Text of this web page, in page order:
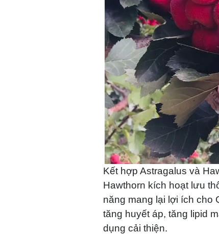
Kết hợp Astragalus và
Hawthorn kích hoạt lưu
năng mang lại lợi ích cho
tăng huyết áp, tăng lipid
dụng cải thiện.